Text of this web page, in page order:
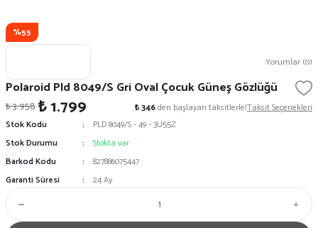
%55
Yorumlar (0)
Polaroid Pld 8049/S Gri Oval Çocuk Güneş Gözlüğü
₺ 3.958₺ 1.799 ₺ 346den başlayan taksitlerle!Taksit Seçenekleri
Stok Kodu
PLD 8049/S - 49 - 3U55Z
Stok Durumu
Stokta var
Barkod Kodu
827886075447
Garanti Süresi
24 Ay